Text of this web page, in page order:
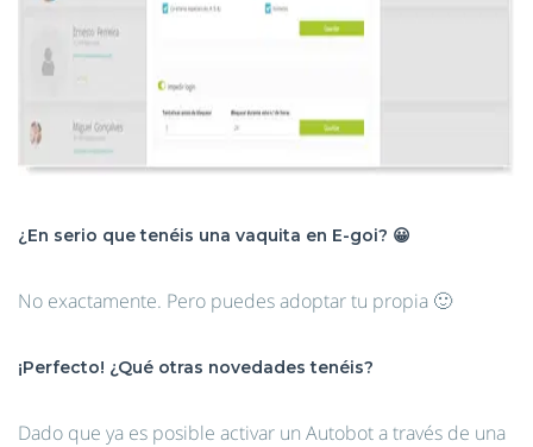
¿En serio que tenéis una vaquita en E-goi? 😀
No exactamente. Pero puedes adoptar tu propia 🙂
¡Perfecto! ¿Qué otras novedades tenéis?
Dado que ya es posible activar un Autobot a través de una